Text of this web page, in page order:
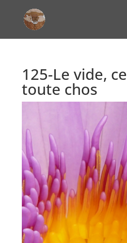
125-Le vide,
toute chos